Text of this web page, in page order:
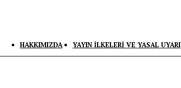
HAKKIMIZDA YAYIN İLKELERI VE YASAL UYARI